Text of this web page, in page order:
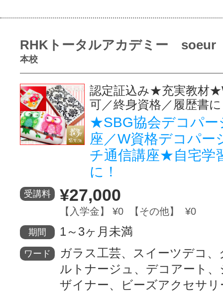
RHKトータルアカデミー soeur
本校
認定証込み★充実教材
可／終身資格／履歴書
★SBG協会デコパー
座／W資格デコパー
チ通信講座★自宅学
に！
受講料 ¥27,000
【入学金】 ¥0 【その他】 ¥0
期間 1～3ヶ月未満
ワード
ガラス工芸、スイーツデコ
ルトナージュ、デコアート
ザイナー、ビーズアクセサリ